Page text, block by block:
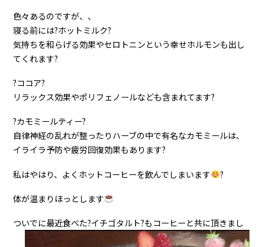
色々あるのですが、、
寝る前には?ホットミルク?
気持ちを和らげる効果やセロトニンという幸せホルモンも出し
てくれます?
?ココア?
リラックス効果やポリフェノールなども含まれてます?
?カモミールティー?
自律神経の乱れが整ったりハーブの中で有名なカモミールは、
イライラ予防や疲労回復効果もあります?
私はやはり、よくホットコーヒーを飲んでしまいます ?
体が温まりほっとします
ついでに最近食べた?イチゴタルト?もコーヒーと共に頂きまし